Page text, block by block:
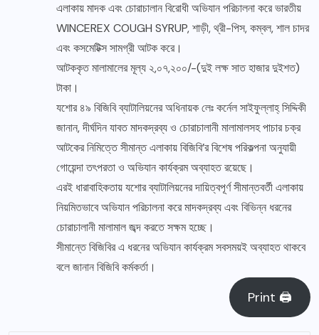
এলাকায় মাদক এবং চোরাচালান বিরোধী অভিযান পরিচালনা করে ভারতীয়
WINCEREX COUGH SYRUP, শাড়ী, থ্রী-পিস, কম্বল, শাল চাদর
এবং কসমেটিক্স সামগ্রী আটক করে।
আটককৃত মালামালের মূল্য ২,০৭,২০০/-(দুই লক্ষ সাত হাজার দুইশত)
টাকা।
যশোর ৪৯ বিজিবি ব্যাটালিয়নের অধিনায়ক লেঃ কর্নেল সাইফুল্লাহ্ সিদ্দিকী
জানান, দীর্ঘদিন যাবত মাদকদ্রব্য ও চোরাচালানী মালামালসহ পাচার চক্র
আটকের নিমিত্তে সীমান্ত এলাকায় বিজিবি’র বিশেষ পরিকল্পনা অনুযায়ী
গোয়েন্দা তৎপরতা ও অভিযান কার্যক্রম অব্যাহত রয়েছে।
এরই ধারাবাহিকতায় যশোর ব্যাটালিয়নের দায়িত্বপূর্ণ সীমান্তবর্তী এলাকায়
নিয়মিতভাবে অভিযান পরিচালনা করে মাদকদ্রব্য এবং বিভিন্ন ধরনের
চোরাচালানী মালামাল জব্দ করতে সক্ষম হচ্ছে।
সীমান্তে বিজিবির এ ধরনের অভিযান কার্যক্রম সবসময়ই অব্যাহত থাকবে
বলে জানান বিজিবি কর্মকর্তা।
Print 🖨